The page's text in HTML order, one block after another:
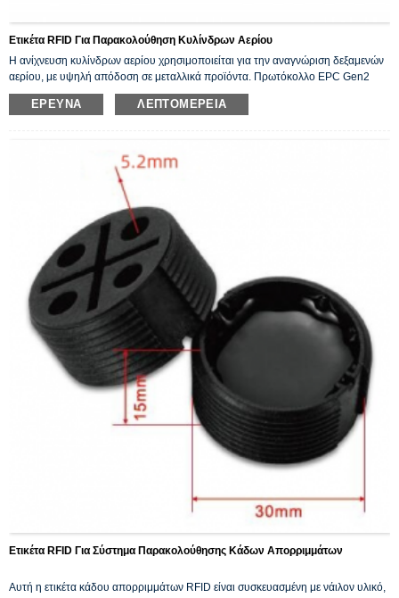
Ετικέτα RFID Για Παρακολούθηση Κυλίνδρων Αερίου
Η ανίχνευση κυλίνδρων αερίου χρησιμοποιείται για την αναγνώριση δεξαμενών
αερίου, με υψηλή απόδοση σε μεταλλικά προϊόντα. Πρωτόκολλο EPC Gen2
ISO18000 6c
ΈΡΕΥΝΑ ΛΕΠΤΟΜΈΡΕΙΑ
Ετικέτα RFID Για Σύστημα Παρακολούθησης Κάδων Απορριμμάτων
Αυτή η ετικέτα κάδου απορριμμάτων RFID είναι συσκευασμένη με νάιλον υλικό,